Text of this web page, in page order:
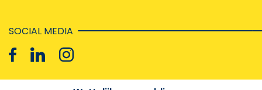
SOCIAL MEDIA